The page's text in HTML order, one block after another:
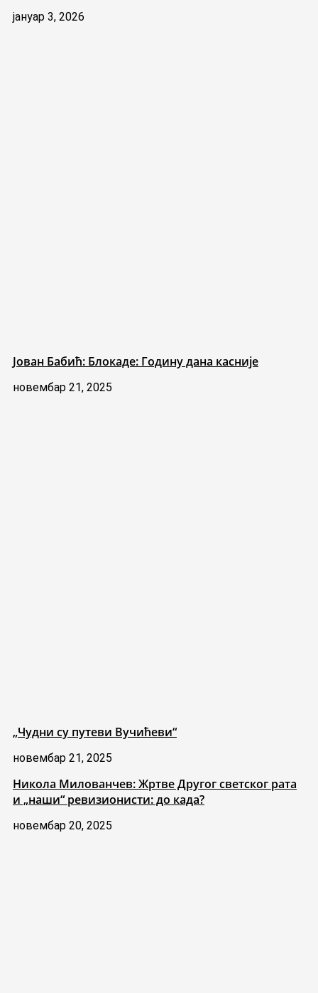
јануар 3, 2026
Јован Бабић: Блокаде: Годину дана касније
новембар 21, 2025
„Чудни су путеви Вучићеви“
новембар 21, 2025
Никола Милованчев: Жртве Другог светског рата
и „наши“ ревизионисти: до када?
новембар 20, 2025